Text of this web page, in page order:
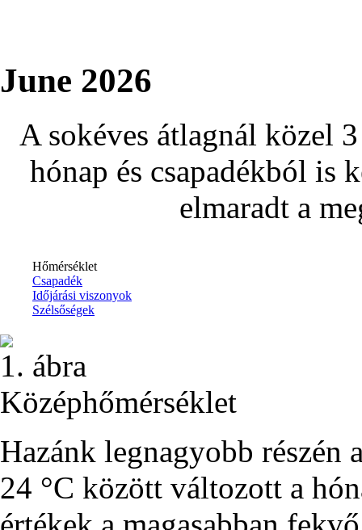
June 2026
A sokéves átlagnál közel
hónap és csapadékból is
elmaradt a
Hőmérséklet
Csapadék
Időjárási viszonyok
Szélsőségek
1. ábra
Középhőmérséklet
Hazánk legnagyobb részén
24 °C között változott a